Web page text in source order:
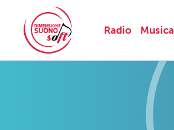
Radio Musica